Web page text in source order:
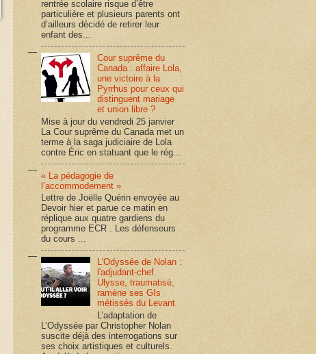
rentrée scolaire risque d’être
particulière et plusieurs parents ont
d’ailleurs décidé de retirer leur
enfant des...
Cour suprême du
Canada : affaire Lola,
une victoire à la
Pyrrhus pour ceux qui
distinguent mariage
et union libre ?
Mise à jour du vendredi 25 janvier
La Cour suprême du Canada met un
terme à la saga judiciaire de Lola
contre Éric en statuant que le rég...
« La pédagogie de
l’accommodement »
Lettre de Joëlle Quérin envoyée au
Devoir hier et parue ce matin en
réplique aux quatre gardiens du
programme ECR . Les défenseurs
du cours ...
L'Odyssée de Nolan :
l'adjudant-chef
Ulysse, traumatisé,
ramène ses GIs
métissés du Levant
L’adaptation de
L’Odyssée par Christopher Nolan
suscite déjà des interrogations sur
ses choix artistiques et culturels.